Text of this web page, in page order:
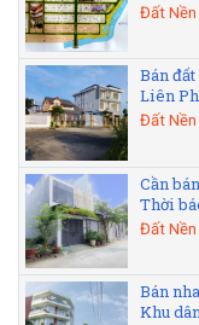
Đất Nền
Bán
Liên
Đất Nền
Cần
Thời
Đất Nền
Bán
Khu